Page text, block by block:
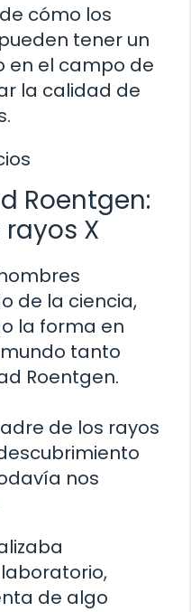
cómo los
tener un
en el campo de
la calidad de
Roentgen:
X
de la ciencia,
la forma en
tanto
Roentgen.
de los rayos
nos
de algo